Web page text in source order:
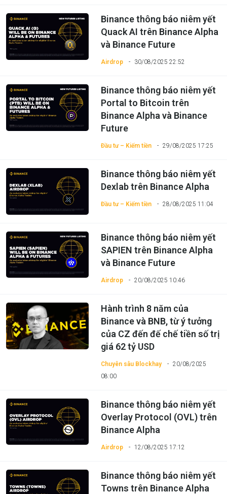
Airdrop 30/08/2025 22:52
Binance thông báo niêm yết
Quack AI trên Binance Alpha
và Binance Future
Đầu tư – Kiếm tiền 29/08/2025 17:25
Binance thông báo niêm yết
Portal to Bitcoin trên
Binance Alpha và Binance
Future
Đầu tư – Kiếm tiền 28/08/2025 11:04
Binance thông báo niêm yết
Dexlab trên Binance Alpha
Airdrop 20/08/2025 10:46
Binance thông báo niêm yết
SAPIEN trên Binance Alpha
và Binance Future
Chuyên sâu Blockhay
20/08/2025
08:00
Hành trình 8 năm của
Binance và BNB, từ ý tưởng
của CZ đến đế chế tiền số trị
giá 62 tỷ USD
Airdrop 12/08/2025 17:12
Binance thông báo niêm yết
Overlay Protocol (OVL) trên
Binance Alpha
Binance thông báo niêm yết
Towns trên Binance Alpha